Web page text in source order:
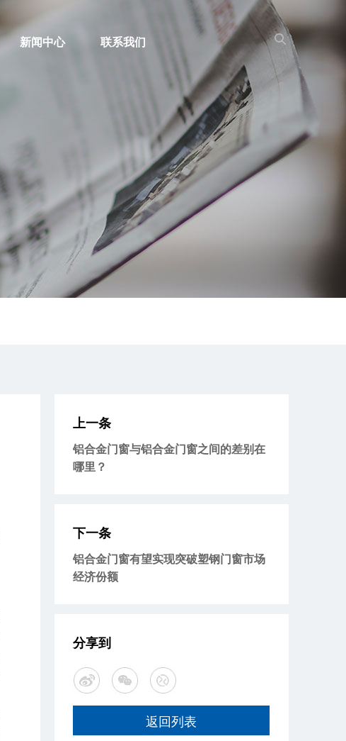
新闻中心 联系我们
上一条
铝合金门窗与铝合金门窗之间的差别在
哪里？
下一条
铝合金门窗有望实现突破塑钢门窗市场
经济份额
分享到
返回列表